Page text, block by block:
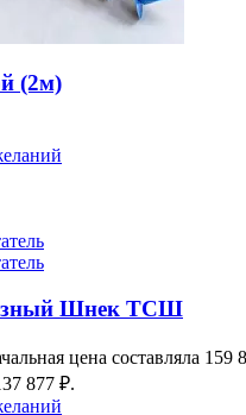
(2м)
Шнек ТСШ
цена составляла 159
877 ₽.